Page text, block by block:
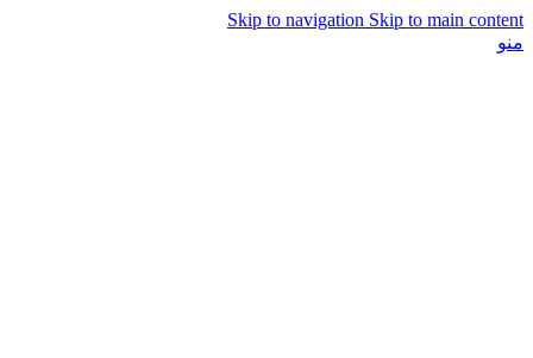
Skip to navigation Skip to main content
منو